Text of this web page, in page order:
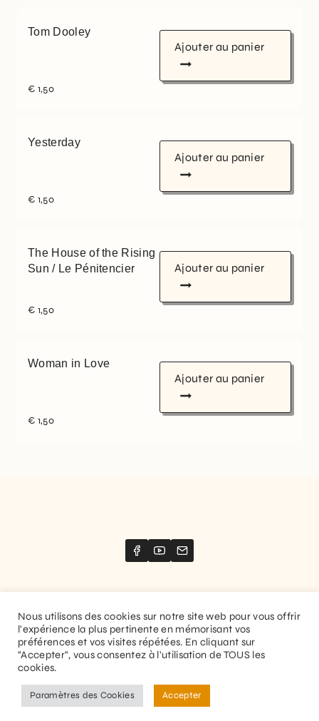
Tom Dooley
€ 1,50
Ajouter au panier
Yesterday
€ 1,50
Ajouter au panier
The House of the Rising
Sun / Le Pénitencier
€ 1,50
Ajouter au panier
Woman in Love
€ 1,50
Ajouter au panier
Website created byStimize
© 2026 Guitaranthem. All rights reserved.
Privacy Policy Terms and Conditions
Nous utilisons des cookies sur notre site web pour vous offrir
l'expérience la plus pertinente en mémorisant vos
préférences et vos visites répétées. En cliquant sur
"Accepter", vous consentez à l'utilisation de TOUS les
cookies.
Paramètres des Cookies Accepter